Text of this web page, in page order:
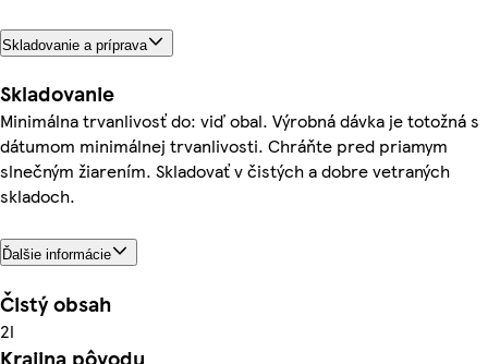
Skladovanie a príprava
Skladovanie
Minimálna trvanlivosť do: viď obal. Výrobná dávka je totožná s
dátumom minimálnej trvanlivosti. Chráňte pred priamym
slnečným žiarením. Skladovať v čistých a dobre vetraných
skladoch.
Ďalšie informácie
Čistý obsah
2l